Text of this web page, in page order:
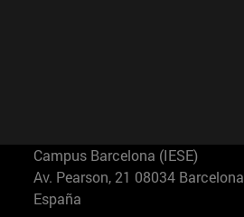
Campus Barcelona (IESE)
Av. Pearson, 21 08034 Barcelona
España